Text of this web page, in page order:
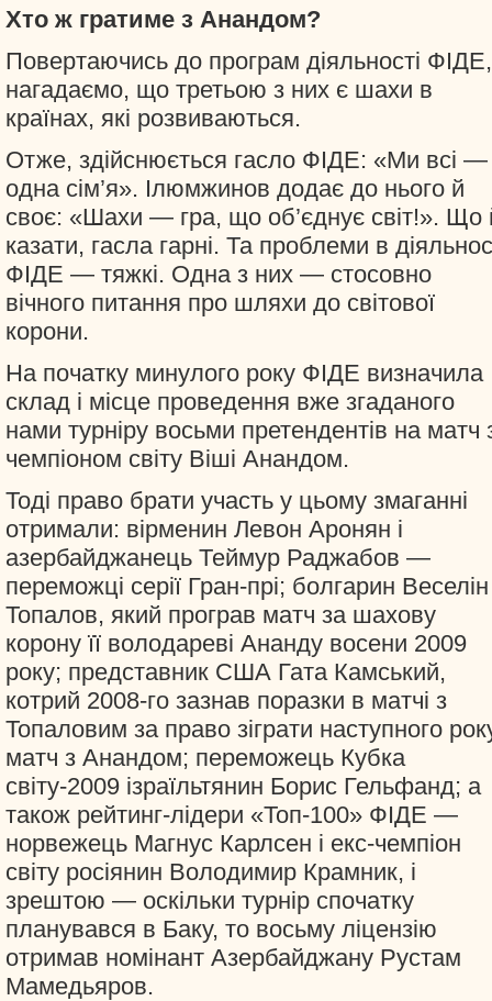
Хто ж гратиме з Анандом?
Повертаючись до програм діяльності ФІДЕ,
нагадаємо, що третьою з них є шахи в
країнах, які розвиваються.
Отже, здійснюється гасло ФІДЕ: «Ми всі —
одна сім’я». Ілюмжинов додає до нього й
своє: «Шахи — гра, що об’єднує світ!». Що
казати, гасла гарні. Та проблеми в
ФІДЕ — тяжкі. Одна з них — стосовно
вічного питання про шляхи до світової
корони.
На початку минулого року ФІДЕ визначила
склад і місце проведення вже згаданого
нами турніру восьми претендентів на матч
чемпіоном світу Віші Анандом.
Тоді право брати участь у цьому змаганні
отримали: вірменин Левон Аронян і
азербайджанець Теймур Раджабов —
переможці серії Гран-прі; болгарин Веселін
Топалов, який програв матч за шахову
корону її володареві Ананду восени 2009
року; представник США Гата Камський,
котрий 2008-го зазнав поразки в матчі з
Топаловим за право зіграти наступного
матч з Анандом; переможець Кубка
світу-2009 ізраїльтянин Борис Гельфанд; а
також рейтинг-лідери «Топ-100» ФІДЕ —
норвежець Магнус Карлсен і екс-чемпіон
світу росіянин Володимир Крамник, і
зрештою — оскільки турнір спочатку
планувався в Баку, то восьму ліцензію
отримав номінант Азербайджану Рустам
Мамедьяров.